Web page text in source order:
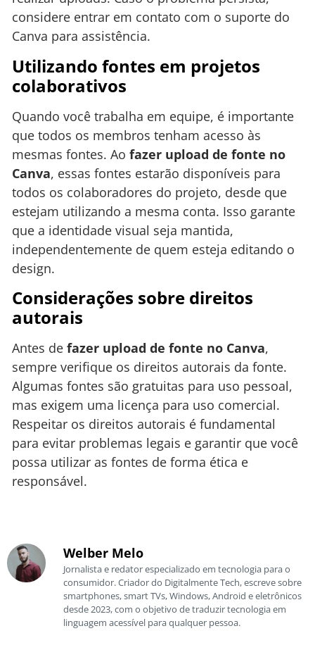
considere entrar em contato com o suporte do
Canva para assistência.
Utilizando fontes em projetos
colaborativos
Quando você trabalha em equipe, é importante
que todos os membros tenham acesso às
mesmas fontes. Ao fazer upload de fonte no
Canva, essas fontes estarão disponíveis para
todos os colaboradores do projeto, desde que
estejam utilizando a mesma conta. Isso garante
que a identidade visual seja mantida,
independentemente de quem esteja editando o
design.
Considerações sobre direitos
autorais
Antes de fazer upload de fonte no Canva,
sempre verifique os direitos autorais da fonte.
Algumas fontes são gratuitas para uso pessoal,
mas exigem uma licença para uso comercial.
Respeitar os direitos autorais é fundamental
para evitar problemas legais e garantir que você
possa utilizar as fontes de forma ética e
responsável.
Welber Melo
Jornalista e redator especializado em tecnologia para o
consumidor. Criador do Digitalmente Tech, escreve sobre
smartphones, smart TVs, Windows, Android e eletrônicos
desde 2023, com o objetivo de traduzir tecnologia em
linguagem acessível para qualquer pessoa.